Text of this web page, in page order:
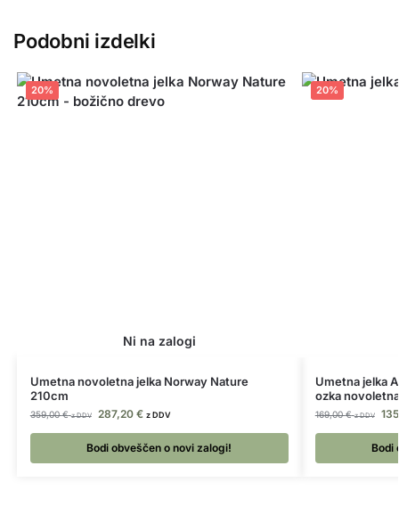
Podobni izdelki
20%
Umetna novoletna jelka Norway Nature
210cm
359,00€ z DDV 287,20 € z DDV
Bodi obveščen o novi zalogi!
20%
Umetna jelka
ozka
169,00€ z DDV
Bodi